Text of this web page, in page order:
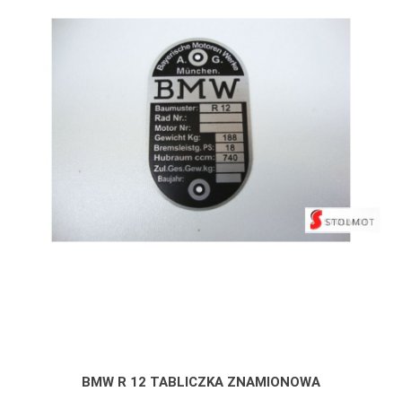
BMW R 12 TABLICZKA ZNAMIONOWA